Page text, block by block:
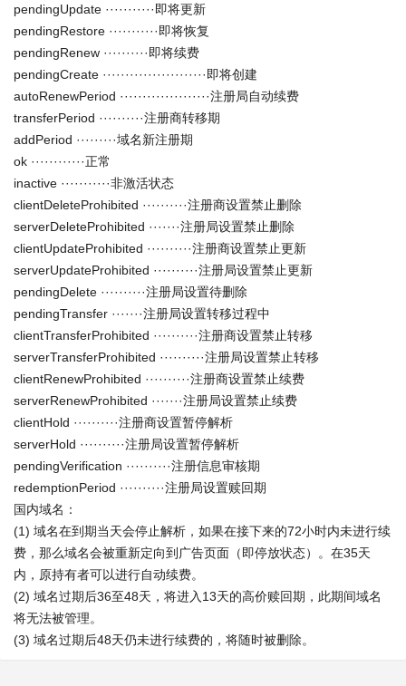
pendingUpdate ···········即将更新
pendingRestore ···········即将恢复
pendingRenew ··········即将续费
pendingCreate ·······················即将创建
autoRenewPeriod ····················注册局自动续费
transferPeriod ··········注册商转移期
addPeriod ·········域名新注册期
ok ············正常
inactive ···········非激活状态
clientDeleteProhibited ··········注册商设置禁止删除
serverDeleteProhibited ·······注册局设置禁止删除
clientUpdateProhibited ··········注册商设置禁止更新
serverUpdateProhibited ··········注册局设置禁止更新
pendingDelete ··········注册局设置待删除
pendingTransfer ·······注册局设置转移过程中
clientTransferProhibited ··········注册商设置禁止转移
serverTransferProhibited ··········注册局设置禁止转移
clientRenewProhibited ··········注册商设置禁止续费
serverRenewProhibited ·······注册局设置禁止续费
clientHold ··········注册商设置暂停解析
serverHold ··········注册局设置暂停解析
pendingVerification ··········注册信息审核期
redemptionPeriod ··········注册局设置赎回期
国内域名：
(1) 域名在到期当天会停止解析，如果在接下来的72小时内未进行续
费，那么域名会被重新定向到广告页面（即停放状态）。在35天
内，原持有者可以进行自动续费。
(2) 域名过期后36至48天，将进入13天的高价赎回期，此期间域名
将无法被管理。
(3) 域名过期后48天仍未进行续费的，将随时被删除。